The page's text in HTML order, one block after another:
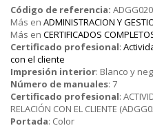
Código de referencia:
Más en ADMINISTRACION Y
Más en CERTIFICADOS
Certificado profesional:
con el cliente
Impresión interior: Blanco y
Número de manuales: 7
Certificado profesional:
RELACIÓN CON EL CLIENTE
Portada: Color